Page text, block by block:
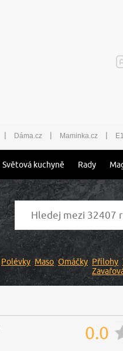
| Dáma.cz | Maminka.cz |
Světová kuchyně Rady
Polévky Maso Omáčky Přílohy
0.0